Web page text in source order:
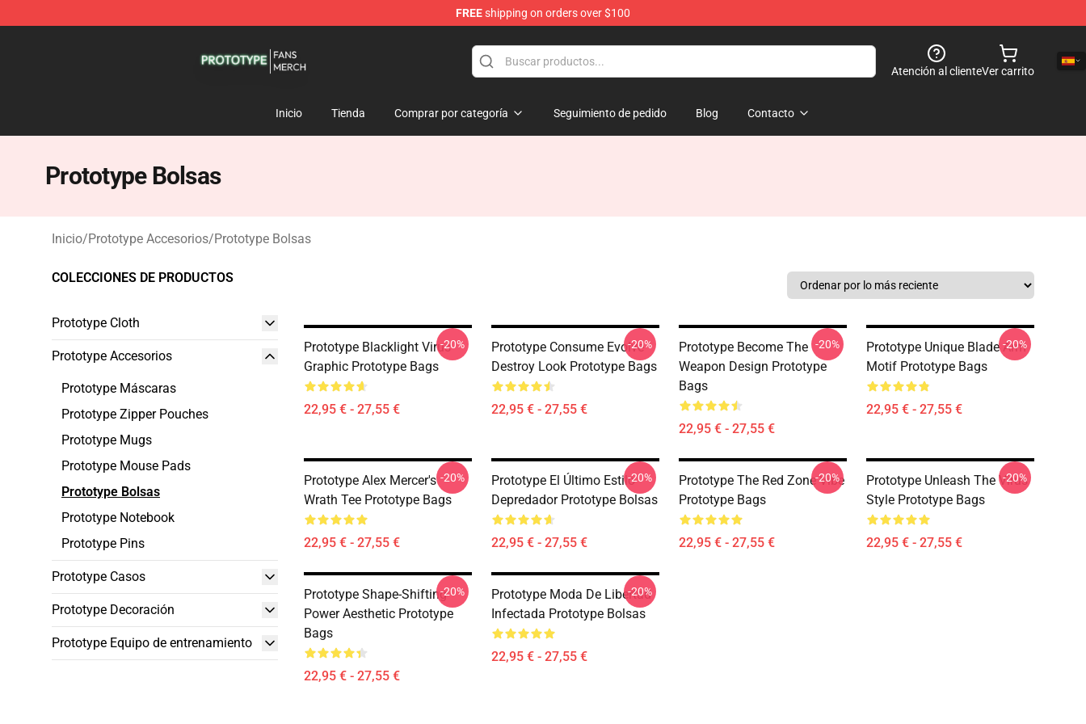
FREEshipping on orders over $100
Atención al clienteVer carrito
Inicio Tienda Comprar por categoría Seguimiento de pedido Blog Contacto
Prototype Bolsas
Inicio/Prototype Accesorios/Prototype Bolsas
COLECCIONES DE PRODUCTOS
Prototype Cloth
Prototype Accesorios
Prototype Máscaras
Prototype Zipper Pouches
Prototype Mugs
Prototype Mouse Pads
Prototype Bolsas
Prototype Notebook
Prototype Pins
Prototype Casos
Prototype Decoración
Prototype Equipo de entrenamiento
Prototype Blacklight Virus
Graphic Prototype Bags
22,95 € - 27,55 €
-20%
Prototype Consume Evolve
Destroy Look Prototype Bags
22,95 € - 27,55 €
-20%
Prototype Become The
Weapon Design Prototype
Bags
22,95 € - 27,55 €
-20%
Prototype Unique Blade Arm
Motif Prototype Bags
22,95 € - 27,55 €
-20%
Prototype Alex Mercer's
Wrath Tee Prototype Bags
22,95 € - 27,55 €
-20%
Prototype El Último Estilo
Depredador Prototype Bolsas
22,95 € - 27,55 €
-20%
Prototype The Red Zone Vibe
Prototype Bags
22,95 € - 27,55 €
-20%
Prototype Unleash The Virus
Style Prototype Bags
22,95 € - 27,55 €
-20%
Prototype Shape-Shifting
Power Aesthetic Prototype
Bags
22,95 € - 27,55 €
-20%
Prototype Moda De Libertad
Infectada Prototype Bolsas
22,95 € - 27,55 €
-20%